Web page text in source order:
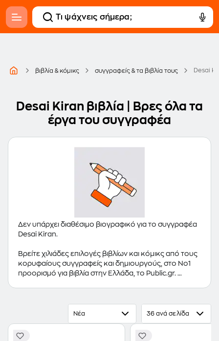
βιβλία & κόμικς συγγραφείς & τα βιβλία τους Desai
Desai Kiran βιβλία | Βρες όλα τα
έργα του συγγραφέα
Δεν υπάρχει διαθέσιμο βιογραφικό για το συγγραφέα
Desai Kiran.
Βρείτε χιλιάδες επιλογές βιβλίων και κόμικς από τους
κορυφαίους συγγραφείς και δημιουργούς, στο Νο1
προορισμό για βιβλία στην Ελλάδα, το Public.gr.
Ξενόγλωσσα Βιβλία,Κόμικς
Νέα 36 ανά σελίδα